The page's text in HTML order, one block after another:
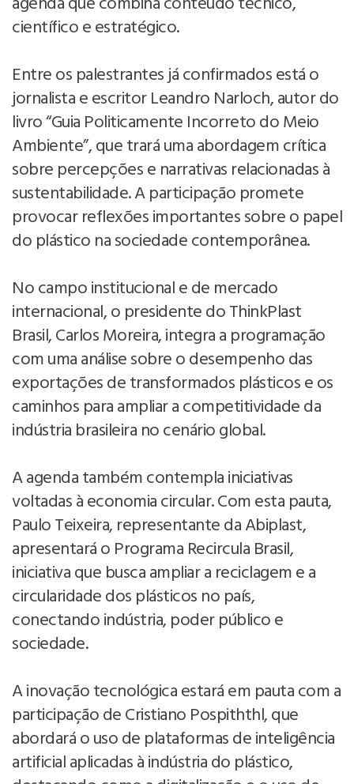
científico e estratégico.
Entre os palestrantes já confirmados está o
jornalista e escritor Leandro Narloch, autor do
livro “Guia Politicamente Incorreto do Meio
Ambiente”, que trará uma abordagem crítica
sobre percepções e narrativas relacionadas à
sustentabilidade. A participação promete
provocar reflexões importantes sobre o papel
do plástico na sociedade contemporânea.
No campo institucional e de mercado
internacional, o presidente do ThinkPlast
Brasil, Carlos Moreira, integra a programação
com uma análise sobre o desempenho das
exportações de transformados plásticos e os
caminhos para ampliar a competitividade da
indústria brasileira no cenário global.
A agenda também contempla iniciativas
voltadas à economia circular. Com esta pauta,
Paulo Teixeira, representante da Abiplast,
apresentará o Programa Recircula Brasil,
iniciativa que busca ampliar a reciclagem e a
circularidade dos plásticos no país,
conectando indústria, poder público e
sociedade.
A inovação tecnológica estará em pauta com a
participação de Cristiano Pospiththl, que
abordará o uso de plataformas de inteligência
artificial aplicadas à indústria do plástico,